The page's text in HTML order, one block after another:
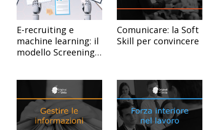
E-recruiting e
machine learning: il
modello Screening
Comunicare: la Soft
Skill per convincere